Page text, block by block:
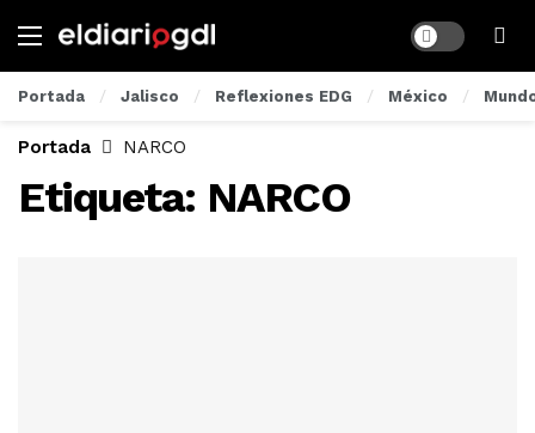
Dark mode
Portada Jalisco Reflexiones EDG México
Portada NARCO
Etiqueta: NARCO